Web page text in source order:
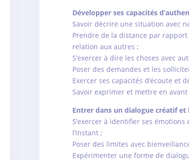
Développer ses capacités
Savoir décrire une situation avec
Prendre de la distance par
relation aux autres ;
S’exercer à dire les choses avec
Poser des demandes et les
Exercer ses capacités d’écoute et
Savoir exprimer et mettre en
Entrer dans un dialogue créatif
S’exercer à identifier ses
l’instant ;
Poser des limites avec
Expérimenter une forme de